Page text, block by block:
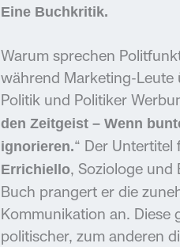
Eine Buchkritik.
Warum sprechen
während Marketing-Leute
Politik und Politiker
den Zeitgeist – Wenn
ignorieren.“ Der
Errichiello, Soziologe und
Buch prangert er die
Kommunikation an. Diese
politischer, zum anderen